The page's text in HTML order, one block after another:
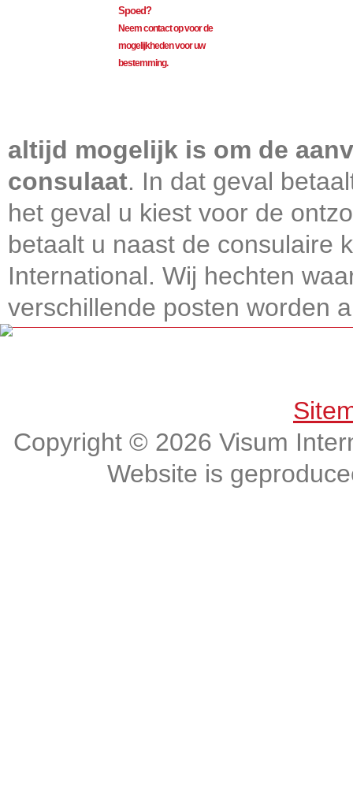
Spoed?
Neem contact op voor de
mogelijkheden voor uw
bestemming.
altijd mogelijk is om de
consulaat. In dat geval
het geval u kiest voor de
betaalt u naast de consulaire
International. Wij hechten
verschillende posten worden
Copyright © 2026 Visum
Website is